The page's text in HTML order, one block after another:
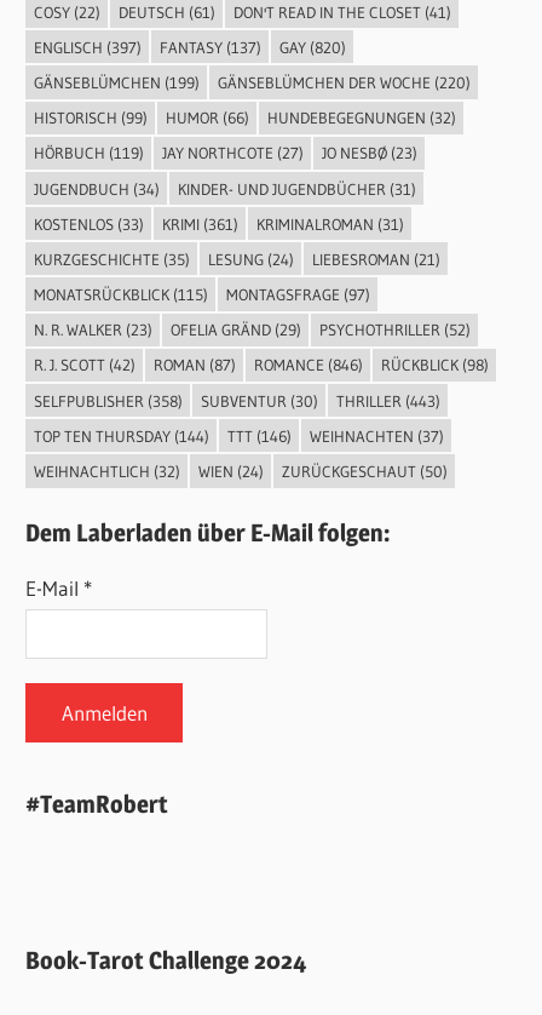
COSY(22) DEUTSCH (61) DON'T READ IN THE CLOSET(41)
ENGLISCH (397) FANTASY(137) GAY(820)
GÄNSEBLÜMCHEN (199) GÄNSEBLÜMCHEN DER WOCHE (220)
HISTORISCH (99) HUMOR (66) HUNDEBEGEGNUNGEN (32)
HÖRBUCH (119) JAY NORTHCOTE (27) JO NESBØ(23)
JUGENDBUCH (34) KINDER- UND JUGENDBÜCHER (31)
KOSTENLOS(33) KRIMI(361) KRIMINALROMAN (31)
KURZGESCHICHTE (35) LESUNG(24) LIEBESROMAN (21)
MONATSRÜCKBLICK(115) MONTAGSFRAGE (97)
N. R. WALKER(23) OFELIA GRÄND(29) PSYCHOTHRILLER(52)
R. J. SCOTT(42) ROMAN (87) ROMANCE (846) RÜCKBLICK(98)
SELFPUBLISHER (358) SUBVENTUR (30) THRILLER (443)
TOP TEN THURSDAY(144) TTT(146) WEIHNACHTEN (37)
WEIHNACHTLICH (32) WIEN (24) ZURÜCKGESCHAUT(50)
Dem Laberladen über E-Mail folgen:
E-Mail *
#TeamRobert
Book-Tarot Challenge 2024